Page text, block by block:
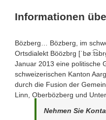
Informationen
Bözberg… Bözberg, im
Ortsdialekt Böözbrg
Januar 2013 eine politische
schweizerischen Kanton
durch die Fusion der
Linn, Oberbözberg und
Nehmen Sie